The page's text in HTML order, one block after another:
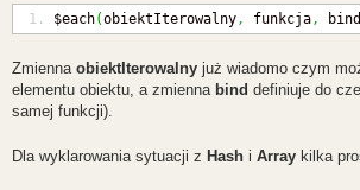
$each(obiektIterowalny, funkcja, bind
Zmienna obiektIterowalnyjuż wiadomo czym
elementu obiektu, a zmienna bind definiuje do
samej funkcji).
Dla wyklarowania sytuacji z Hashi Arraykilka